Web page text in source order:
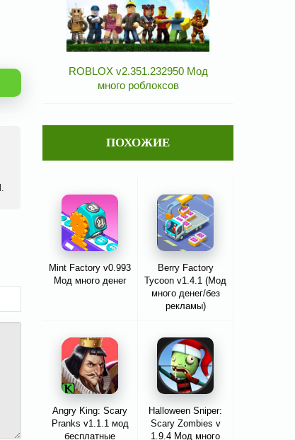
ROBLOX v2.351.232950 Мод
много роблоксов
ПОХОЖИЕ
Mint Factory v0.993
Мод много денег
Berry Factory
Tycoon v1.4.1 (Мод
много денег/без
рекламы)
Angry King: Scary
Pranks v1.1.1 мод
бесплатные
Halloween Sniper:
Scary Zombies v
1.9.4 Мод много